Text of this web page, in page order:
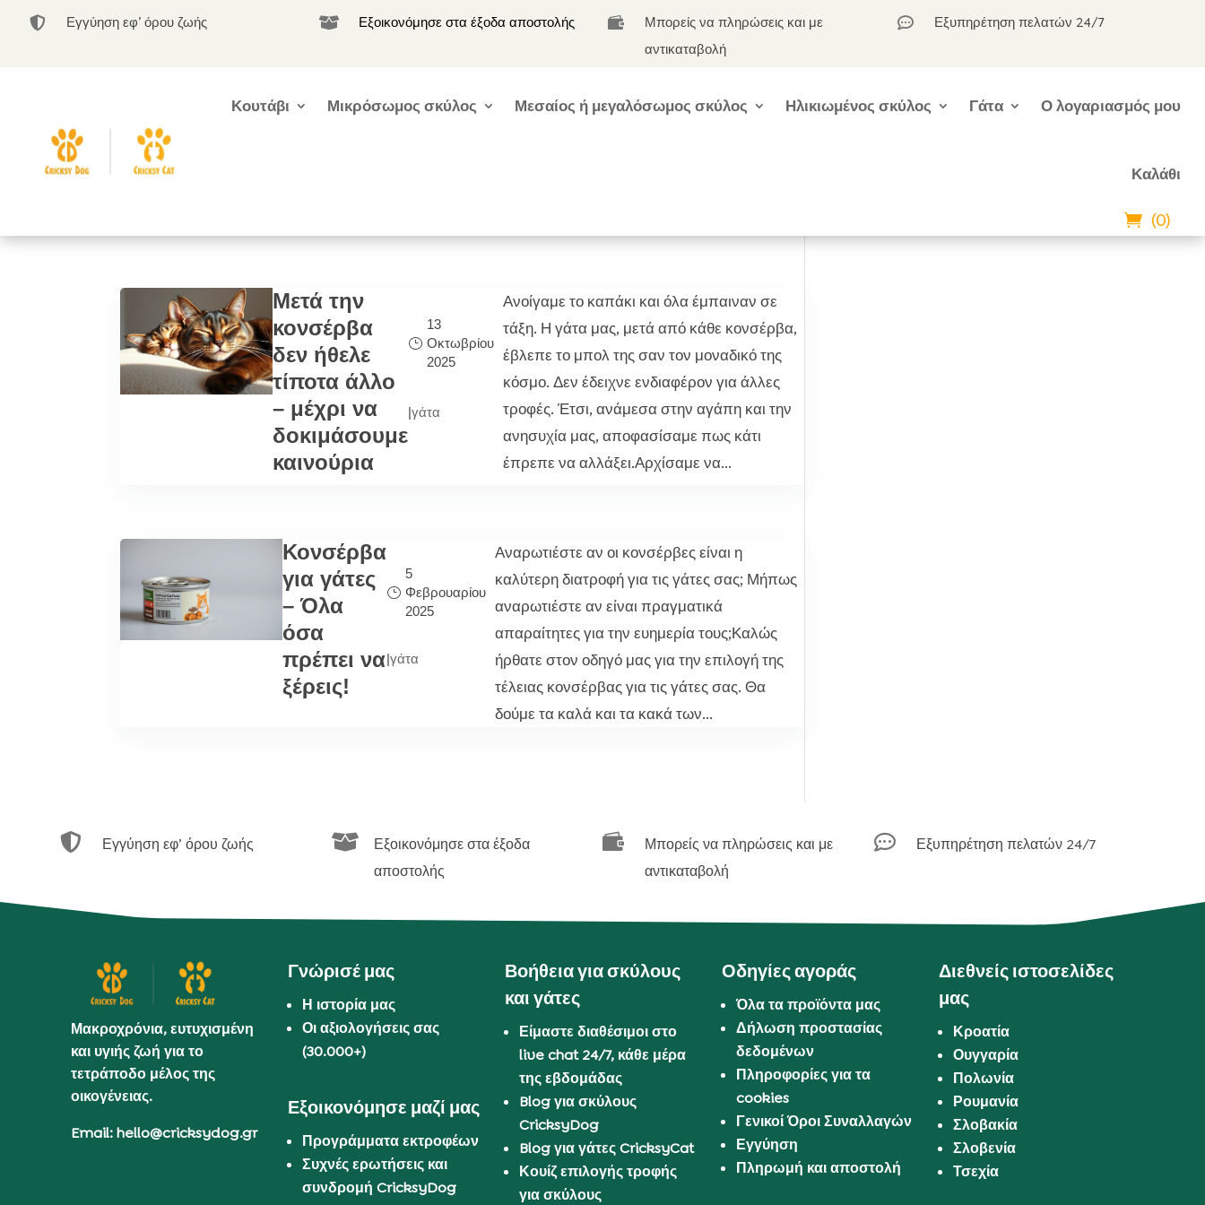
 Εγγύηση εφ’ όρου ζωής  Εξοικονόμησε στα έξοδα αποστολής 
Μπορείς να πληρώσεις και με
αντικαταβολή
 Εξυπηρέτηση πελατών 24/7
Κουτάβι Μικρόσωμος σκύλος Μεσαίος ή μεγαλόσωμος σκύλος Ηλικιωμένος σκύλος Γάτα Ο λογαριασμός μου
Καλάθι
(0)
Μετά την
κονσέρβα
δεν ήθελε
τίποτα άλλο
– μέχρι να
δοκιμάσουμε
καινούρια
13
Οκτωβρίου
2025
|γάτα
Ανοίγαμε το καπάκι και όλα έμπαιναν σε
τάξη. Η γάτα μας, μετά από κάθε κονσέρβα,
έβλεπε το μπολ της σαν τον μοναδικό της
κόσμο. Δεν έδειχνε ενδιαφέρον για άλλες
τροφές. Έτσι, ανάμεσα στην αγάπη και την
ανησυχία μας, αποφασίσαμε πως κάτι
έπρεπε να αλλάξει.Αρχίσαμε να...
Κονσέρβα
για γάτες
– Όλα
όσα
πρέπει να
ξέρεις!
5
Φεβρουαρίου
2025
|γάτα
Αναρωτιέστε αν οι κονσέρβες είναι η
καλύτερη διατροφή για τις γάτες σας; Μήπως
αναρωτιέστε αν είναι πραγματικά
απαραίτητες για την ευημερία τους;Καλώς
ήρθατε στον οδηγό μας για την επιλογή της
τέλειας κονσέρβας για τις γάτες σας. Θα
δούμε τα καλά και τα κακά των...
 Εγγύηση εφ’ όρου ζωής 
Εξοικονόμησε στα έξοδα
αποστολής

Μπορείς να πληρώσεις και με
αντικαταβολή
 Εξυπηρέτηση πελατών 24/7
Μακροχρόνια, ευτυχισμένη
και υγιής ζωή για το
τετράποδο μέλος της
οικογένειας.
Email: hello@cricksydog.gr
Γνώρισέ μας
Η ιστορία μας
Οι αξιολογήσεις σας
(30.000+)
Εξοικονόμησε μαζί μας
Προγράμματα εκτροφέων
Συχνές ερωτήσεις και
συνδρομή CricksyDog
Βοήθεια για σκύλους
και γάτες
Είμαστε διαθέσιμοι στο
live chat 24/7, κάθε μέρα
της εβδομάδας
Blog για σκύλους
CricksyDog
Blog για γάτες CricksyCat
Κουίζ επιλογής τροφής
για σκύλους
Οδηγίες αγοράς
Όλα τα προϊόντα μας
Δήλωση προστασίας
δεδομένων
Πληροφορίες για τα
cookies
Γενικοί Όροι Συναλλαγών
Εγγύηση
Πληρωμή και αποστολή
Διεθνείς ιστοσελίδες
μας
Κροατία
Ουγγαρία
Πολωνία
Ρουμανία
Σλοβακία
Σλοβενία
Τσεχία